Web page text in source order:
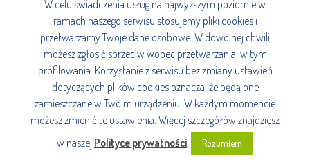
W celu świadczenia usług na najwyższym poziomie w
ramach naszego serwisu stosujemy pliki cookies i
przetwarzamy Twoje dane osobowe. W dowolnej chwili
możesz zgłosić sprzeciw wobec przetwarzania, w tym
profilowania. Korzystanie z serwisu bez zmiany ustawień
dotyczących plików cookies oznacza, że będą one
zamieszczane w Twoim urządzeniu. W każdym momencie
możesz zmienić te ustawienia. Więcej szczegółów znajdziesz
w naszej Polityce prywatności. Rozumiem